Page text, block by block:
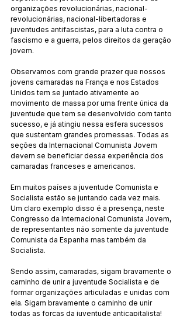
organizações revolucionárias, nacional-
revolucionárias, nacional-libertadoras e
juventudes antifascistas, para a luta contra o
fascismo e a guerra, pelos direitos da geração
jovem.
Observamos com grande prazer que nossos
jovens camaradas na França e nos Estados
Unidos tem se juntado ativamente ao
movimento de massa por uma frente única da
juventude que tem se desenvolvido com tanto
sucesso, e já atingiu nessa esfera sucessos
que sustentam grandes promessas. Todas as
seções da Internacional Comunista Jovem
devem se beneficiar dessa experiência dos
camaradas franceses e americanos.
Em muitos países a juventude Comunista e
Socialista estão se juntando cada vez mais.
Um claro exemplo disso é a presença, neste
Congresso da Internacional Comunista Jovem,
de representantes não somente da juventude
Comunista da Espanha mas também da
Socialista.
Sendo assim, camaradas, sigam bravamente o
caminho de unir a juventude Socialista e de
formar organizações articuladas e unidas com
ela. Sigam bravamente o caminho de unir
todas as forças da juventude anticapitalista!